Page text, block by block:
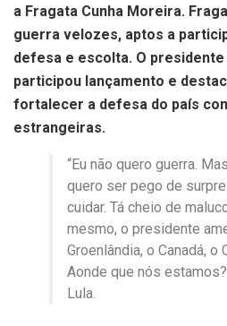
a Fragata Cunha Moreira.
guerra velozes, aptos a
defesa e escolta. O presidente
participou lançamento e
fortalecer a defesa do país
estrangeiras.
“Eu não quero guerra.
quero ser pego de
cuidar. Tá cheio de
mesmo, o presidente
Groenlândia, o Canadá, o
Aonde que nós
Lula.